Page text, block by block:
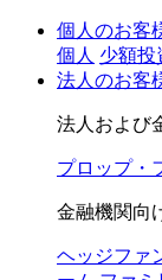
個人のお客
個人 少額投
法人のお客
法人および
プロップ・
金融機関向
ヘッジファ